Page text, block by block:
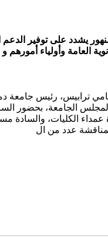
يشدد على توفير الدعم
العامة وأولياء أمورهم و
ترابيس، رئيس جامعة
لمجلس الجامعة، بحضور
عمداء الكليات، والسادة
عدد من ال